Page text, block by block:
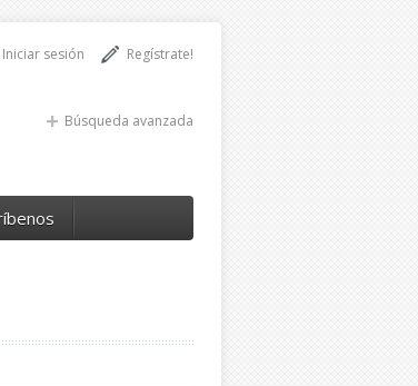
Regístrate!
Iniciar sesión
Búsqueda avanzada